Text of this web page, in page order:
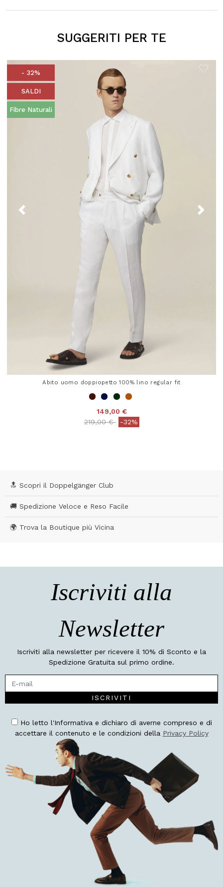
SUGGERITI PER TE
- 32%
SALDI
Fibre Naturali
Abito uomo doppiopetto 100% lino regular fit
149,00 €
Price reduced from
219,00 €to-32%
🔝 Scopri il Doppelgänger Club
🚚 Spedizione Veloce e Reso Facile
🌍 Trova la Boutique più Vicina
Iscriviti alla
Newsletter
Iscriviti alla newsletter per ricevere il 10% di Sconto e la
Spedizione Gratuita sul primo ordine.
ISCRIVITI
Ho letto l'Informativa e dichiaro di averne compreso e di
accettare il contenuto e le condizioni della Privacy Policy